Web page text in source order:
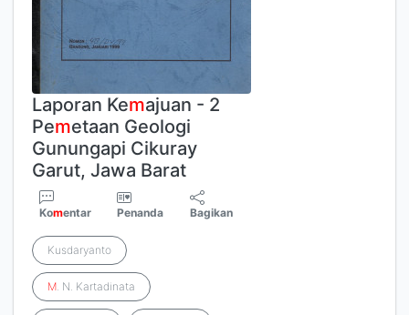
Laporan Kemajuan - 2
Pemetaan Geologi
Gunungapi Cikuray
Garut, Jawa Barat
Komentar Penanda Bagikan
Kusdaryanto
M. N. Kartadinata